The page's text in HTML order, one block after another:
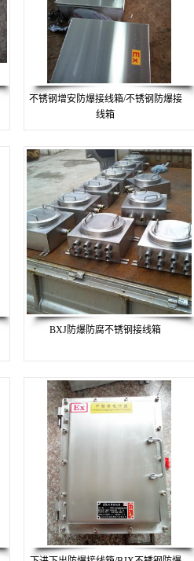
不锈钢增安防爆接线箱/不锈钢防爆接
线箱
BXJ防爆防腐不锈钢接线箱